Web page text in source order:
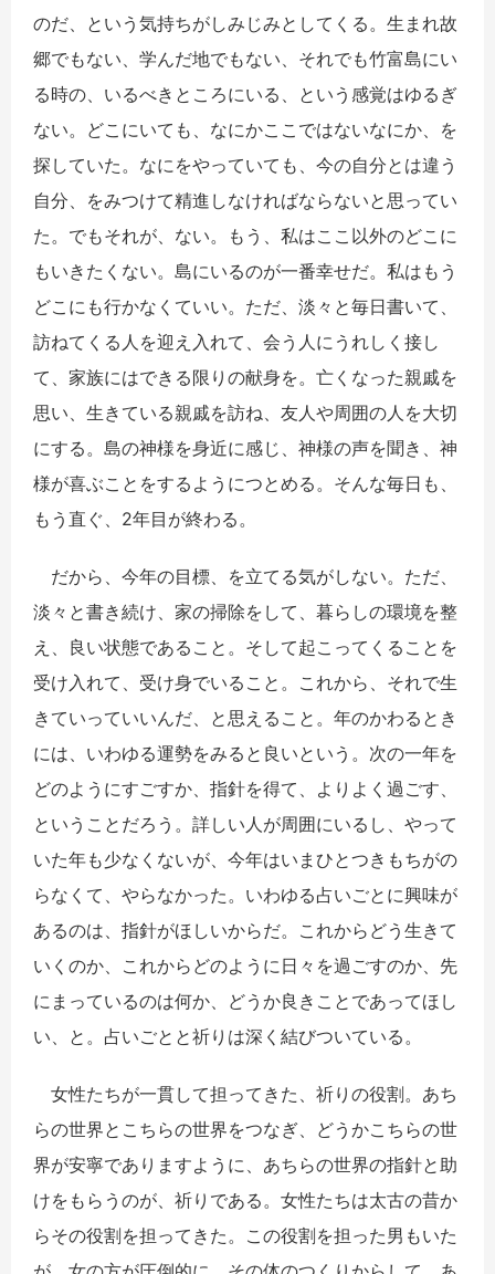
のだ、という気持ちがしみじみとしてくる。生まれ故
郷でもない、学んだ地でもない、それでも竹富島にい
る時の、いるべきところにいる、という感覚はゆるぎ
ない。どこにいても、なにかここではないなにか、を
探していた。なにをやっていても、今の自分とは違う
自分、をみつけて精進しなければならないと思ってい
た。でもそれが、ない。もう、私はここ以外のどこに
もいきたくない。島にいるのが一番幸せだ。私はもう
どこにも行かなくていい。ただ、淡々と毎日書いて、
訪ねてくる人を迎え入れて、会う人にうれしく接し
て、家族にはできる限りの献身を。亡くなった親戚を
思い、生きている親戚を訪ね、友人や周囲の人を大切
にする。島の神様を身近に感じ、神様の声を聞き、神
様が喜ぶことをするようにつとめる。そんな毎日も、
もう直ぐ、2年目が終わる。
だから、今年の目標、を立てる気がしない。ただ、
淡々と書き続け、家の掃除をして、暮らしの環境を整
え、良い状態であること。そして起こってくることを
受け入れて、受け身でいること。これから、それで生
きていっていいんだ、と思えること。年のかわるとき
には、いわゆる運勢をみると良いという。次の一年を
どのようにすごすか、指針を得て、よりよく過ごす、
ということだろう。詳しい人が周囲にいるし、やって
いた年も少なくないが、今年はいまひとつきもちがの
らなくて、やらなかった。いわゆる占いごとに興味が
あるのは、指針がほしいからだ。これからどう生きて
いくのか、これからどのように日々を過ごすのか、先
にまっているのは何か、どうか良きことであってほし
い、と。占いごとと祈りは深く結びついている。
女性たちが一貫して担ってきた、祈りの役割。あち
らの世界とこちらの世界をつなぎ、どうかこちらの世
界が安寧でありますように、あちらの世界の指針と助
けをもらうのが、祈りである。女性たちは太古の昔か
らその役割を担ってきた。この役割を担った男もいた